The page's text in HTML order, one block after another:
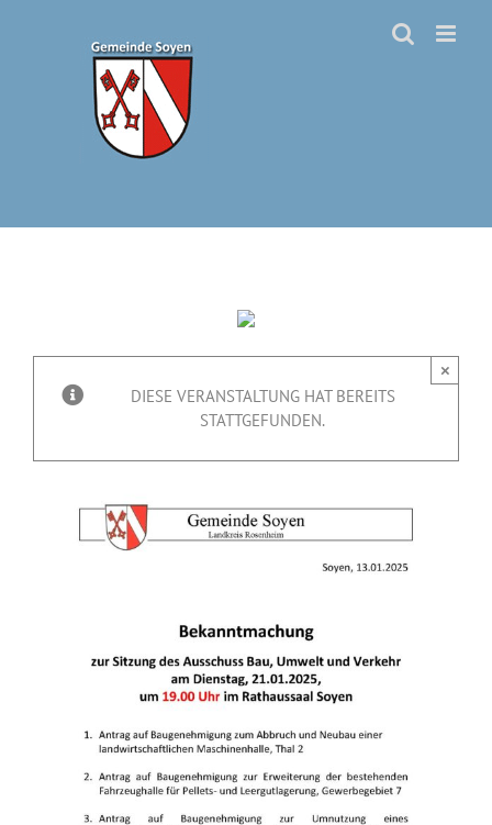
DIESE VERANSTALTUNG HAT BEREITS
STATTGEFUNDEN.
×